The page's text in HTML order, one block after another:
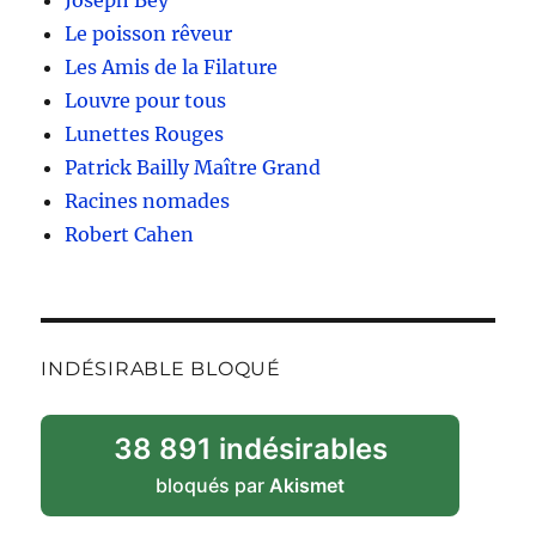
Le poisson rêveur
Les Amis de la Filature
Louvre pour tous
Lunettes Rouges
Patrick Bailly Maître Grand
Racines nomades
Robert Cahen
INDÉSIRABLE BLOQUÉ
38 891 indésirables
bloqués parAkismet